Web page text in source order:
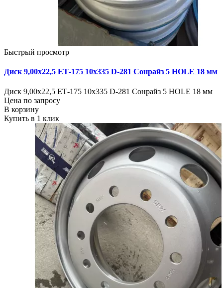
Быстрый просмотр
Диск 9,00х22,5 ЕТ-175 10х335 D-281 Сонрайз 5 HOLE 18 мм
Диск 9,00х22,5 ЕТ-175 10х335 D-281 Сонрайз 5 HOLE 18 мм
Цена по запросу
В корзину
Купить в 1 клик